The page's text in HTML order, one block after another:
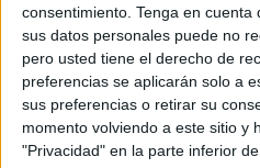
consentimiento. Tenga en cuenta
sus datos personales puede no
pero usted tiene el derecho de
preferencias se aplicarán solo a
sus preferencias o retirar su
momento volviendo a este sitio y
"Privacidad" en la parte inferior
SEGUIR LEYENDO